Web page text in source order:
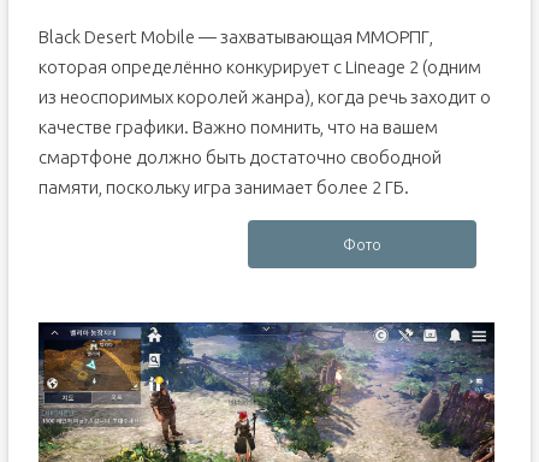
Black Desert Mobile — захватывающая ММОРПГ,
которая определённо конкурирует с Lineage 2 (одним
из неоспоримых королей жанра), когда речь заходит о
качестве графики. Важно помнить, что на вашем
смартфоне должно быть достаточно свободной
памяти, поскольку игра занимает более 2 ГБ.
Фото